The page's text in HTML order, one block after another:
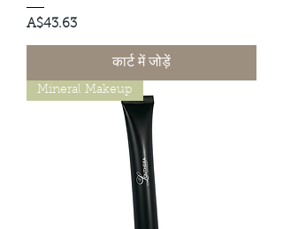
मूल्य
A$43.63
कार्ट में जोड़ें
Mineral Makeup